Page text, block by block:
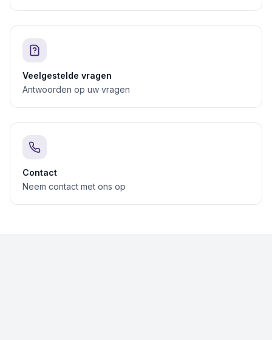
Veelgestelde vragen
Antwoorden op uw vragen
Contact
Neem contact met ons op